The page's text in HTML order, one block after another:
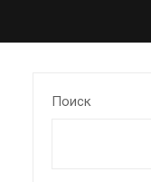
Поиск